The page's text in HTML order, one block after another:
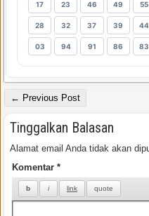
17 23 46 49 55
28 32 37 39 44
03 94 91 86 83
← Previous Post
Tinggalkan Balasan
Alamat email Anda tidak akan
Komentar *